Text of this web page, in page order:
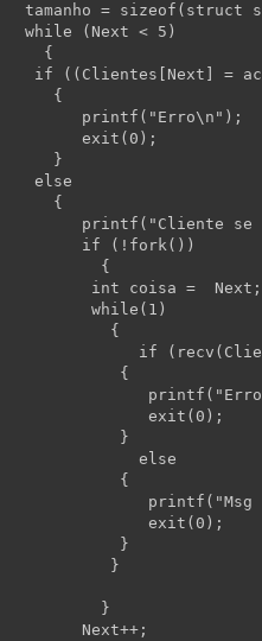
  tamanho =
sizeof ( struct
while (Next < 5)
    {
if ((Clientes[Next] =
     {
        printf(
"Erro\n" );
        exit(0);
     }
else
     {
        printf(
"Cliente se
if (!fork())
          {
int coisa =  Next;
while (1)
           {
if
            {
               printf(
               exit(0);
            }
else
            {
               printf(
"Msg
               exit(0);
            }
           }
          }
        Next++;